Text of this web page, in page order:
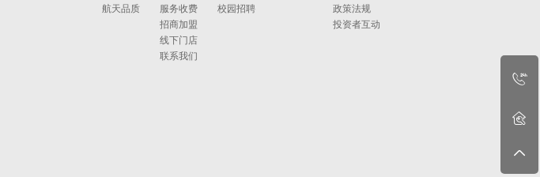
航天品质
服务收费
招商加盟
线下门店
联系我们
校园招聘
政策法规
投资者互动